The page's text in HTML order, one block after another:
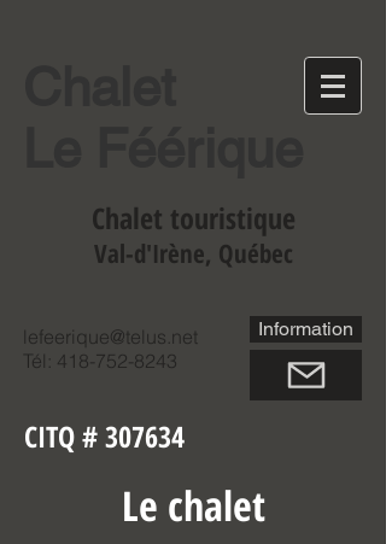
lefeerique@telus.net
Tél: 418-752-8243
Information
Chalet touristique
Val-d'Irène, Québec
CITQ # 307634
Le chalet